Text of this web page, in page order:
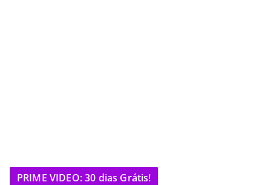
PRIME VIDEO: 30 dias Grátis!